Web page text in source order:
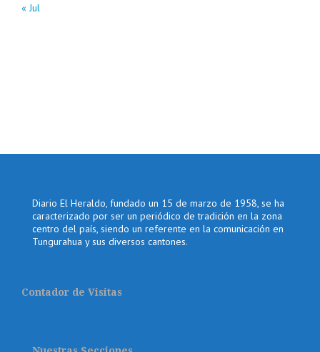
« Jul
Diario El Heraldo, fundado un 15 de marzo de 1958, se ha
caracterizado por ser un periódico de tradición en la zona
centro del país, siendo un referente en la comunicación en
Tungurahua y sus diversos cantones.
Contador de Visitas